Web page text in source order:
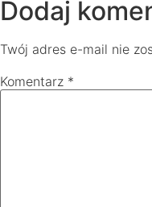
Dodaj
Twój adres e-mail nie
Komentarz *